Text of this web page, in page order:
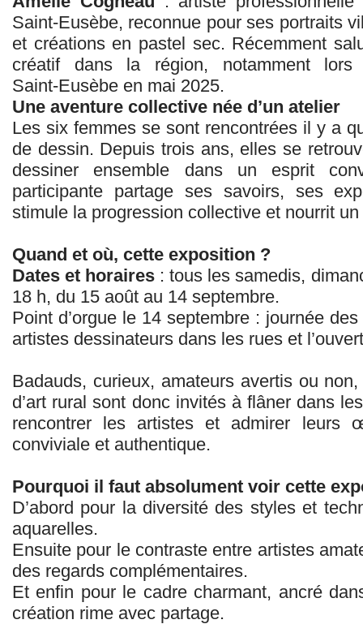
Saint‑Eusèbe, reconnue pour ses portraits
et créations en pastel sec. Récemment
créatif dans la région, notamment lors
Saint‑Eusèbe en mai 2025.
Une aventure collective née d’un atelier
Les six femmes se sont rencontrées il y a
de dessin. Depuis trois ans, elles se
dessiner ensemble dans un esprit
participante partage ses savoirs, ses
stimule la progression collective et nourrit
Quand et où, cette exposition ?
Dates et horaires : tous les samedis,
18 h, du 15 août au 14 septembre.
Point d’orgue le 14 septembre : journée
artistes dessinateurs dans les rues et
Badauds, curieux, amateurs avertis ou
d’art rural sont donc invités à flâner dans
rencontrer les artistes et admirer leurs
conviviale et authentique.
Pourquoi il faut absolument voir cette
D’abord pour la diversité des styles et
aquarelles.
Ensuite pour le contraste entre artistes
des regards complémentaires.
Et enfin pour le cadre charmant, ancré
création rime avec partage.